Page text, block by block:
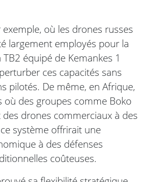
exemple, où les drones russes
largement employés pour la
équipé de Kemankes 1
ces capacités sans
pilotés. De même, en Afrique,
où des groupes comme Boko
drones commerciaux à des
système offrirait une
à des défenses
coûteuses.